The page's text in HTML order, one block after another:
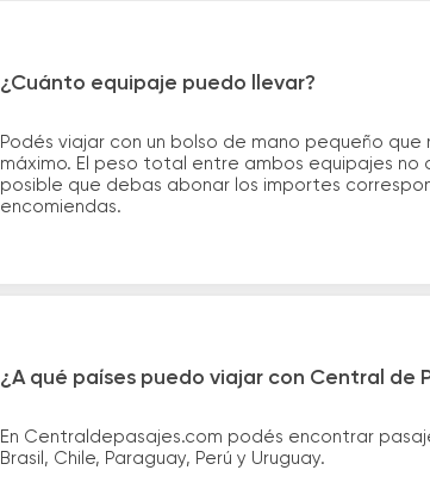
¿Cuánto equipaje puedo llevar?
Podés viajar con un bolso de mano pequeño
máximo. El peso total entre ambos equipajes no
posible que debas abonar los importes
encomiendas.
¿A qué países puedo viajar con Central de
En Centraldepasajes.com podés encontrar
Brasil, Chile, Paraguay, Perú y Uruguay.